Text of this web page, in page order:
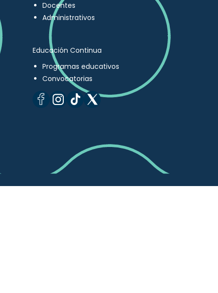
Docentes
Administrativos
Educación Continua
Programas educativos
Convocatorias